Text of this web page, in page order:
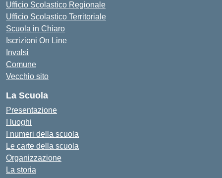
Ufficio Scolastico Regionale
Ufficio Scolastico Territoriale
Scuola in Chiaro
Iscrizioni On Line
Invalsi
Comune
Vecchio sito
La Scuola
Presentazione
I luoghi
I numeri della scuola
Le carte della scuola
Organizzazione
La storia